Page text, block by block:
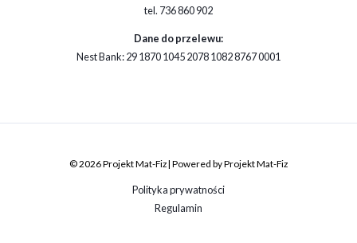
tel. 736 860 902
Dane do przelewu:
Nest Bank: 29 1870 1045 2078 1082 8767 0001
© 2026 Projekt Mat-Fiz | Powered by Projekt Mat-Fiz
Polityka prywatności
Regulamin